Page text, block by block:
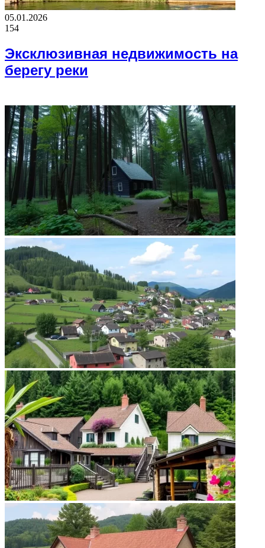
05.01.2026
154
Эксклюзивная недвижимость на
берегу реки